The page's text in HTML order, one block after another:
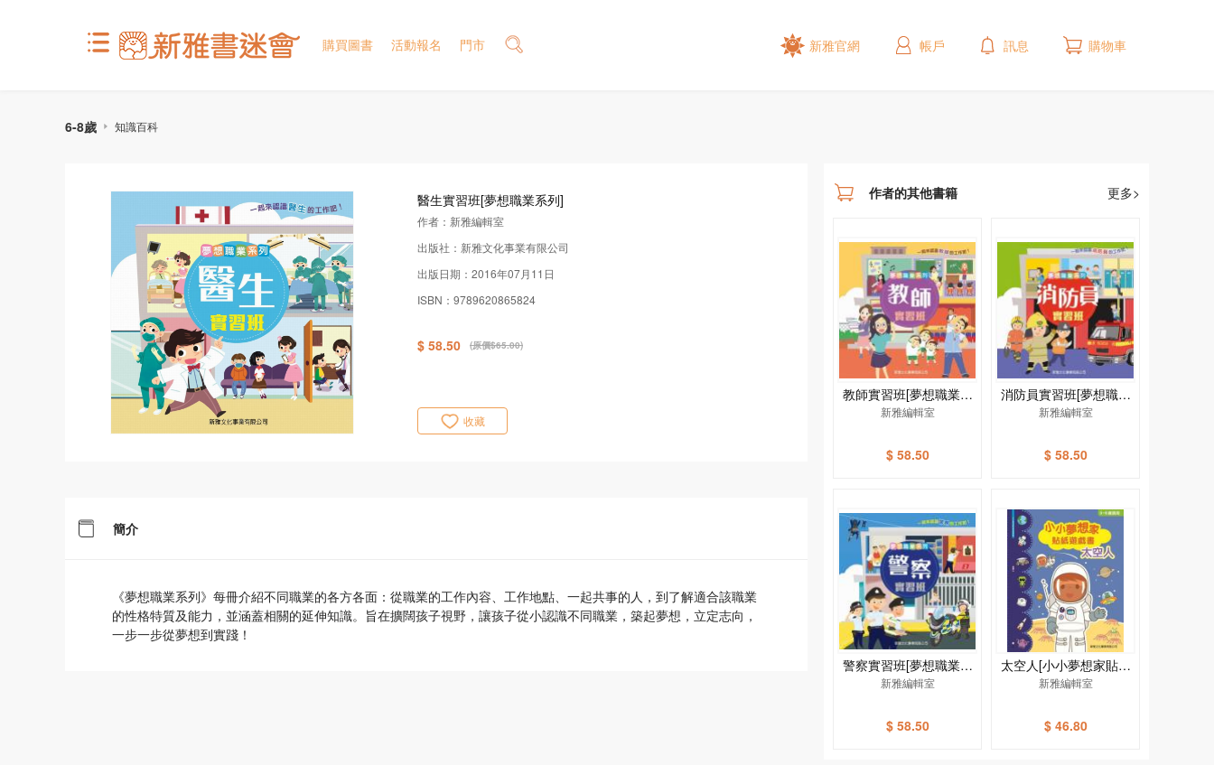
6-8歲 知識百科
醫生實習班[夢想職業系列]
作者：新雅編輯室
出版社：新雅文化事業有限公司
出版日期：2016年07月11日
ISBN：9789620865824
$ 58.50 (原價$65.00)
收藏
簡介
《夢想職業系列》每冊介紹不同職業的各方各面：從職業的工作內容、工作地點、一起共事的人，到了解適合該職業
的性格特質及能力，並涵蓋相關的延伸知識。旨在擴闊孩子視野，讓孩子從小認識不同職業，築起夢想，立定志向，
一步一步從夢想到實踐！
作者的其他書籍 更多>
教師實習班[夢想職業系
列]
新雅編輯室
$ 58.50
消防員實習班[夢想職業
系列]
新雅編輯室
$ 58.50
警察實習班[夢想職業系
列]
新雅編輯室
$ 58.50
太空人[小小夢想家貼紙
遊戲書]
新雅編輯室
$ 46.80
購買圖書 活動報名 門市 新雅官網 帳戶 訊息 購物車